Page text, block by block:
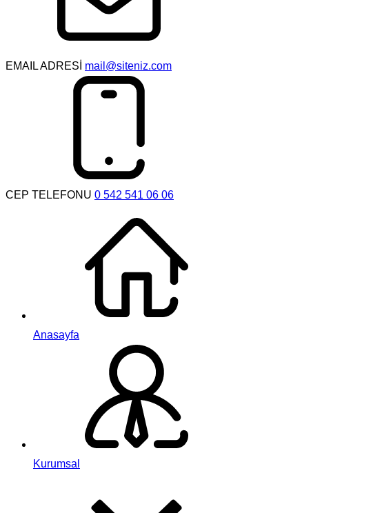
EMAIL ADRESİ mail@siteniz.com
CEP TELEFONU 0 542 541 06 06
Anasayfa
Kurumsal